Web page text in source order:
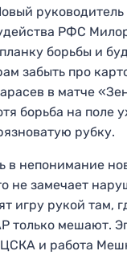
руководитель
РФС
борьбы и
забыть про
в матче
борьба на поле
рубку.
в непонимание
не замечает
игру рукой там,
только мешают.
и работа